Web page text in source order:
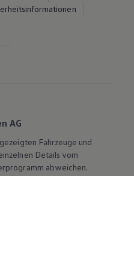
AG
Fahrzeuge und
Details vom
abweichen.